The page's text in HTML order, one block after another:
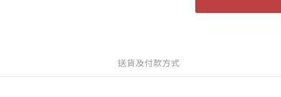
送貨及付款方式